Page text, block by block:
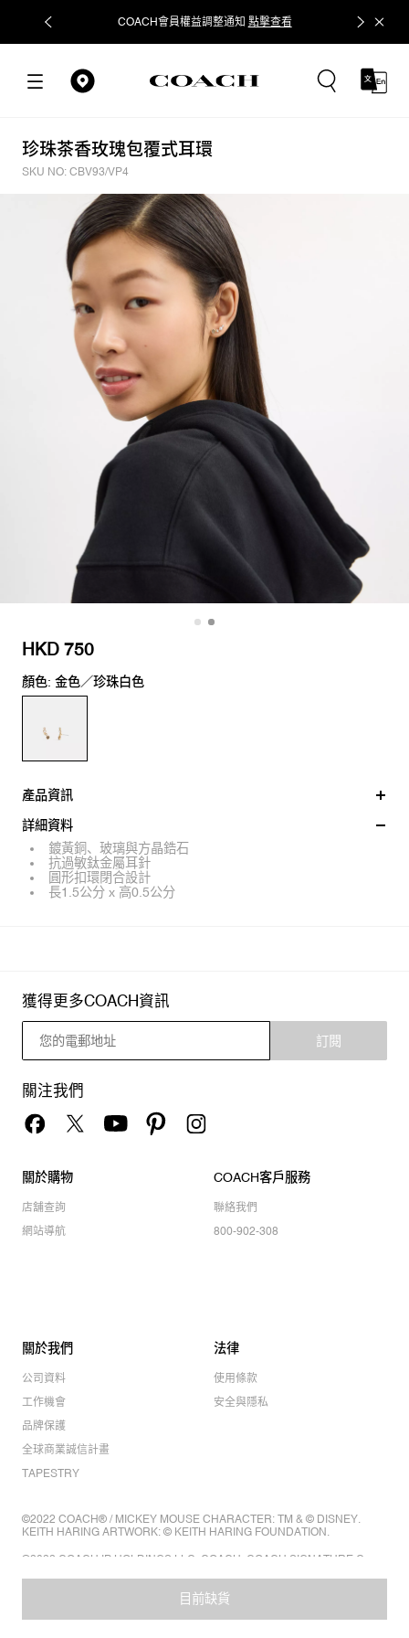
COACH會員權益調整通知 點擊查看 立即追蹤
珍珠茶香玫瑰包覆式耳環
SKU NO: CBV93/VP4
HKD 750
顏色: 金色／珍珠白色
產品資訊
詳細資料
鍍黃銅、玻璃與方晶鋯石
抗過敏鈦金屬耳針
圓形扣環閉合設計
長1.5公分 x 高0.5公分
目前缺貨
獲得更多COACH資訊
訂閱
關注我們
關於購物
店舖查詢
網站導航
COACH客戶服務
聯絡我們
800-902-308
關於我們
公司資料
工作機會
品牌保護
全球商業誠信計畫
TAPESTRY
法律
使用條款
安全與隱私
©2022 COACH® / MICKEY MOUSE CHARACTER: TM & © DISNEY.
KEITH HARING ARTWORK: © KEITH HARING FOUNDATION.
©2022 COACH IP HOLDINGS LLC. COACH, COACH SIGNATURE C